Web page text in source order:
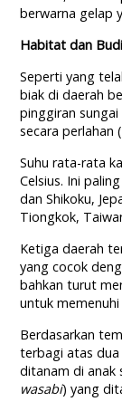
berwarna gelap
Habitat dan
Seperti yang
biak di daerah
pinggiran
secara perlahan
Suhu rata-rata
Celsius. Ini
dan Shikoku,
Tiongkok,
Ketiga daerah
yang cocok
bahkan turut
untuk
Berdasarkan
terbagi atas dua
ditanam di anak
wasabi) yang